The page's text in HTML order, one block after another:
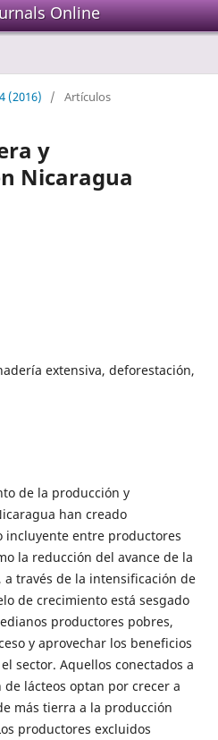
Online
(2016) / Artículos
y
Nicaragua
extensiva, deforestación,
de la producción y
han creado
incluyente entre productores
la reducción del avance de la
través de la intensificación de
de crecimiento está sesgado
productores pobres,
y aprovechar los beneficios
sector. Aquellos conectados a
lácteos optan por crecer a
más tierra a la producción
productores excluidos